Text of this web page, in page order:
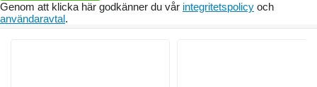
Genom att klicka här godkänner du vår integritetspolicy och
användaravtal.